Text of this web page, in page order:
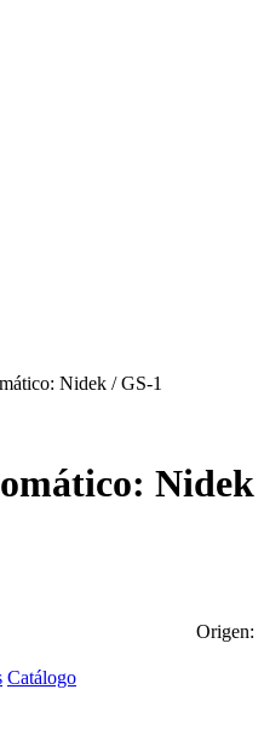
Nidek / GS-1
Nidek
Origen:
Catálogo